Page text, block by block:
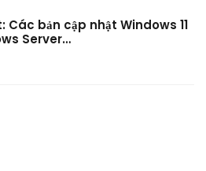
Các bản cập nhật Windows 11
Server…